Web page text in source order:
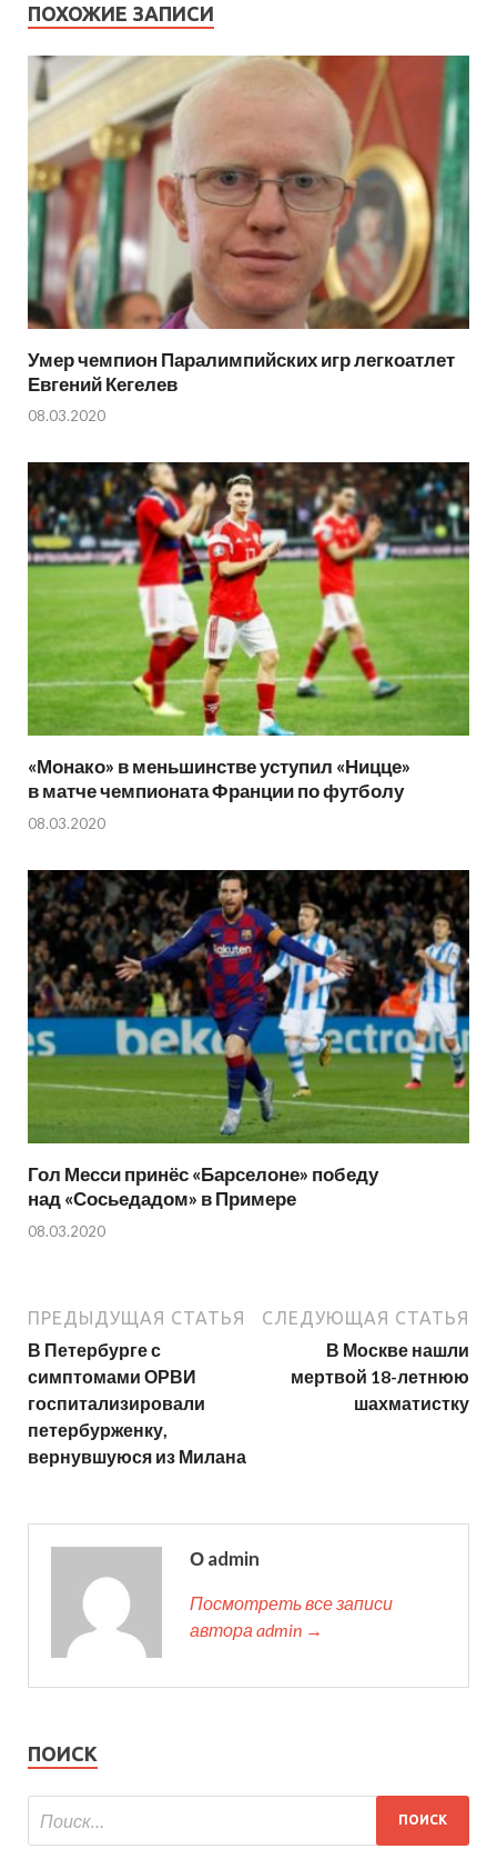
ПОХОЖИЕ ЗАПИСИ
Умер чемпион Паралимпийских игр легкоатлет
Евгений Кегелев
08.03.2020
«Монако» в меньшинстве уступил «Ницце»
в матче чемпионата Франции по футболу
08.03.2020
Гол Месси принёс «Барселоне» победу
над «Сосьедадом» в Примере
08.03.2020
ПРЕДЫДУЩАЯ СТАТЬЯ
В Петербурге с
симптомами ОРВИ
госпитализировали
петербурженку,
вернувшуюся из Милана
СЛЕДУЮЩАЯ СТАТЬЯ
В Москве нашли
мертвой 18-летнюю
шахматистку
О admin
Посмотреть все записи
автора admin →
ПОИСК